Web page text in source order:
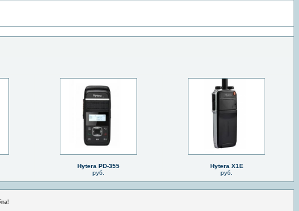
Hytera PD-355
руб.
Hytera X1E
руб.